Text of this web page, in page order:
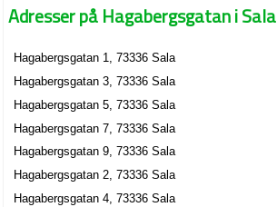
Adresser på Hagabergsgatan i Sala
Hagabergsgatan 1, 73336 Sala
Hagabergsgatan 3, 73336 Sala
Hagabergsgatan 5, 73336 Sala
Hagabergsgatan 7, 73336 Sala
Hagabergsgatan 9, 73336 Sala
Hagabergsgatan 2, 73336 Sala
Hagabergsgatan 4, 73336 Sala